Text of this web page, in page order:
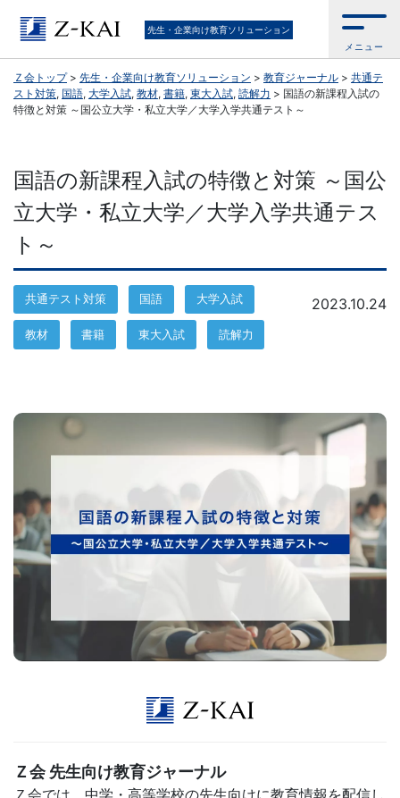
Ｚ
会
公
／
『学
校
の
生
け
サ
ー
ス』
先生・企業向け教育ソリューション
メニュー
Ｚ会トップ> 先生・企業向け教育ソリューション > 教育ジャーナル > 共通テ
スト対策, 国語, 大学入試, 教材, 書籍, 東大入試, 読解力 > 国語の新課程入試の
特徴と対策 ～国公立大学・私立大学／大学入学共通テスト～
国語の新課程入試の特徴と対策 ～国公
立大学・私立大学／大学入学共通テス
ト～
共通テスト対策 国語 大学入試
教材 書籍 東大入試 読解力
2023.10.24
Ｚ会 先生向け教育ジャーナル
Ｚ会では、中学・高等学校の先生向けに教育情報を配信し